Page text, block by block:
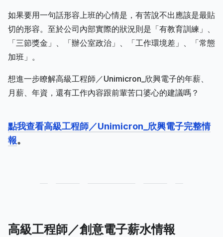
如果要用一句話形容上班的心情是，有苦說不出應該是最貼
切的形容。至於公司內部實際的狀況則是「有教育訓練」、
「三節獎金」、「辦公室政治」、「工作環境差」、「常態
加班」。
想進一步瞭解高級工程師／Unimicron_欣興電子的年薪、
月薪、年資，還有工作內容跟前輩苦口婆心的建議嗎？
點我查看高級工程師／Unimicron_欣興電子完整情
報。
高級工程師／創意電子薪水情報